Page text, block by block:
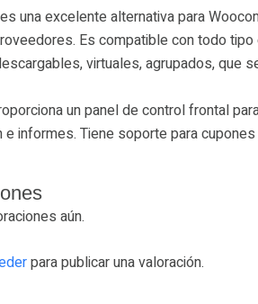
una excelente alternativa para
Es compatible con todo
virtuales, agrupados, que
un panel de control frontal
e informes. Tiene soporte para
aún.
para publicar una valoración.